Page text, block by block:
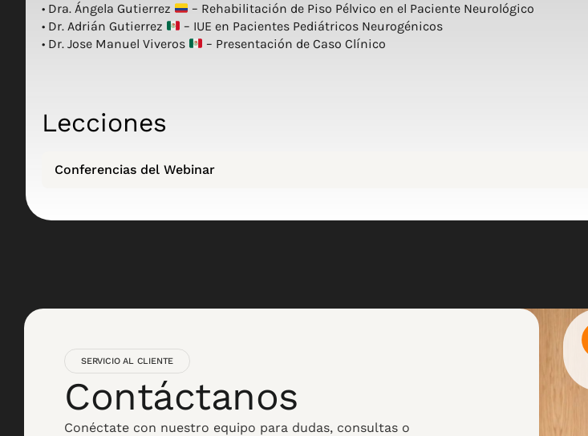
• Dra. Ángela Gutierrez
– Rehabilitación de Piso Pélvico en el Paciente Neurológico
• Dr. Adrián Gutierrez
– IUE en Pacientes Pediátricos Neurogénicos
• Dr. Jose Manuel Viveros
– Presentación de Caso Clínico
Lecciones
Conferencias del Webinar
SERVICIO AL CLIENTE
Contáctanos
Conéctate con nuestro equipo para dudas, consultas o